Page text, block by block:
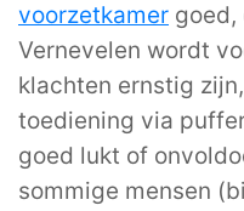
voorzetkamer goed,
Vernevelen wordt
klachten ernstig
toediening via
goed lukt of
sommige mensen